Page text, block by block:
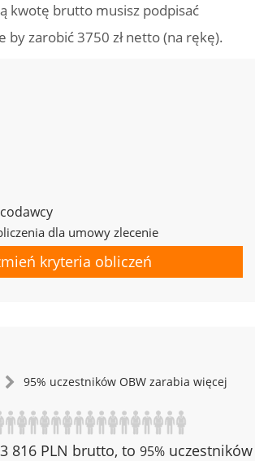
kwotę brutto musisz podpisać
by zarobić 3750 zł netto (na rękę).
dla umowy zlecenie
kryteria obliczeń
95% uczestników OBW zarabia więcej
816 PLN brutto, to 95% uczestników